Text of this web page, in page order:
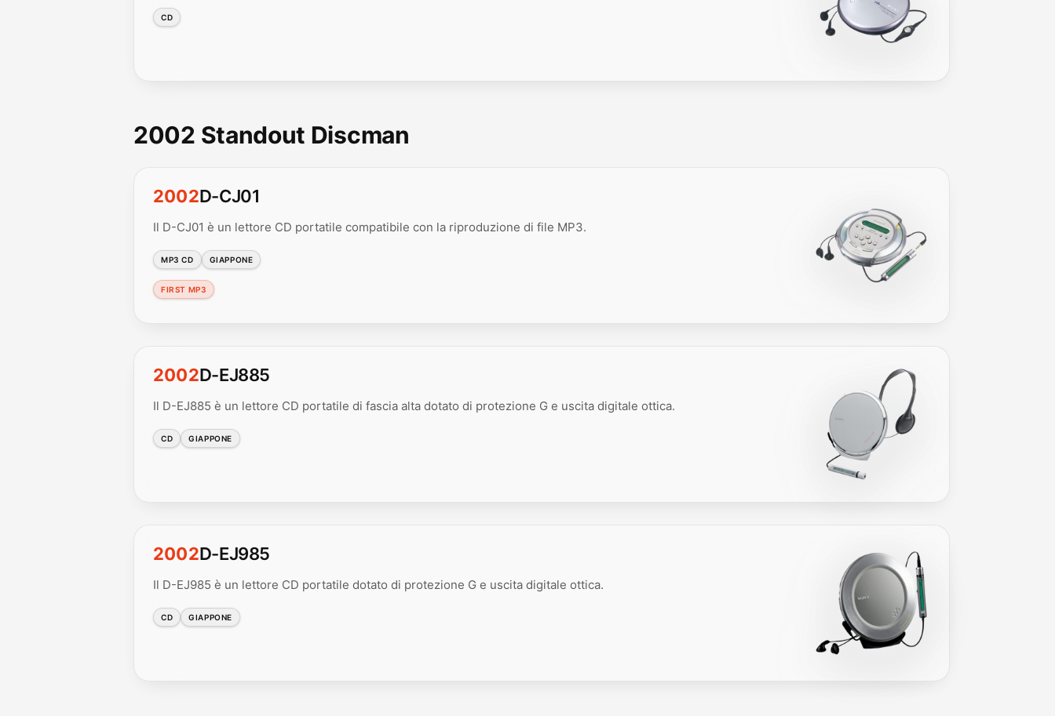
CD
2002 Standout Discman
2002D-CJ01
Il D-CJ01 è un lettore CD portatile compatibile con la riproduzione di file MP3.
MP3 CD GIAPPONE
FIRST MP3
2002D-EJ885
Il D-EJ885 è un lettore CD portatile di fascia alta dotato di protezione G e uscita digitale ottica.
CD GIAPPONE
2002D-EJ985
Il D-EJ985 è un lettore CD portatile dotato di protezione G e uscita digitale ottica.
CD GIAPPONE